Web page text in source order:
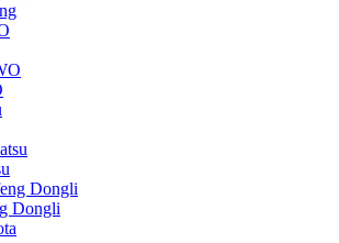
Dongli